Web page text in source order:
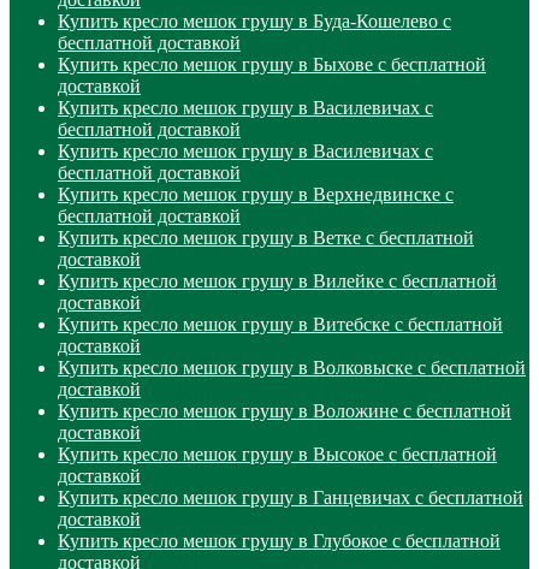
Купить кресло мешок грушу в Буда-Кошелево с
бесплатной доставкой
Купить кресло мешок грушу в Быхове с бесплатной
доставкой
Купить кресло мешок грушу в Василевичах с
бесплатной доставкой
Купить кресло мешок грушу в Василевичах с
бесплатной доставкой
Купить кресло мешок грушу в Верхнедвинске с
бесплатной доставкой
Купить кресло мешок грушу в Ветке с бесплатной
доставкой
Купить кресло мешок грушу в Вилейке с бесплатной
доставкой
Купить кресло мешок грушу в Витебске с бесплатной
доставкой
Купить кресло мешок грушу в Волковыске с бесплатной
доставкой
Купить кресло мешок грушу в Воложине с бесплатной
доставкой
Купить кресло мешок грушу в Высокое с бесплатной
доставкой
Купить кресло мешок грушу в Ганцевичах с бесплатной
доставкой
Купить кресло мешок грушу в Глубокое с бесплатной
доставкой